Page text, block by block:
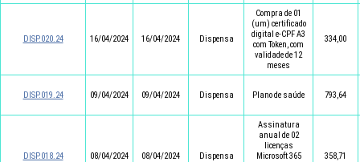
DISP.020.24 16/04/2024 16/04/2024 Dispensa
Compra de 01
(um) certificado
digital e-CPF A3
com Token, com
validade de 12
meses
334,00
DISP.019.24 09/04/2024 09/04/2024 Dispensa Plano de saúde 793,64
DISP.018.24 08/04/2024 08/04/2024 Dispensa
Assinatura
anual de 02
licenças
Microsoft 365
358,71